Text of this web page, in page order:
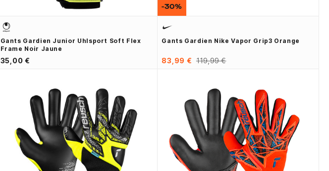
Gants Gardien Junior Uhlsport Soft Flex
Frame Noir Jaune
35,00 €
Gants Gardien Nike Vapor Grip3 Orange
83,99 € 119,99 €
-30%